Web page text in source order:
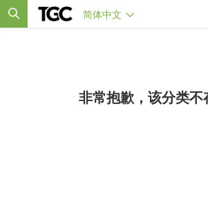
简体中文
非常抱歉，该分类不